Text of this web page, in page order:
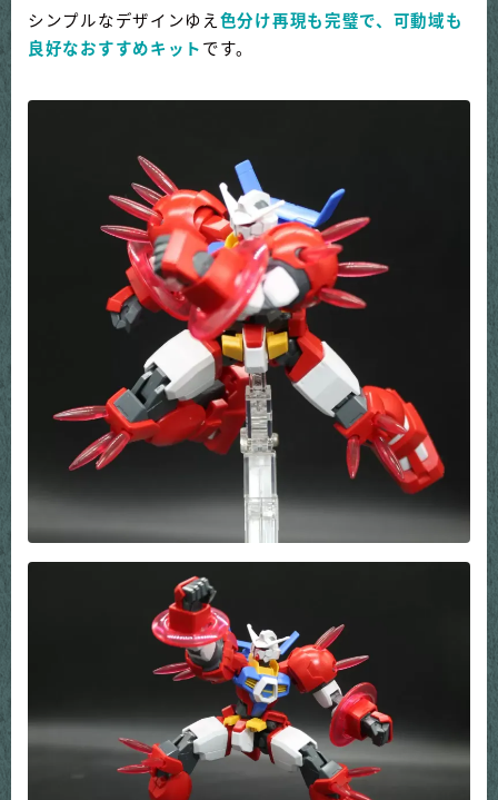
シンプルなデザインゆえ色分け再現も完璧で、可動域も
良好なおすすめキット です。